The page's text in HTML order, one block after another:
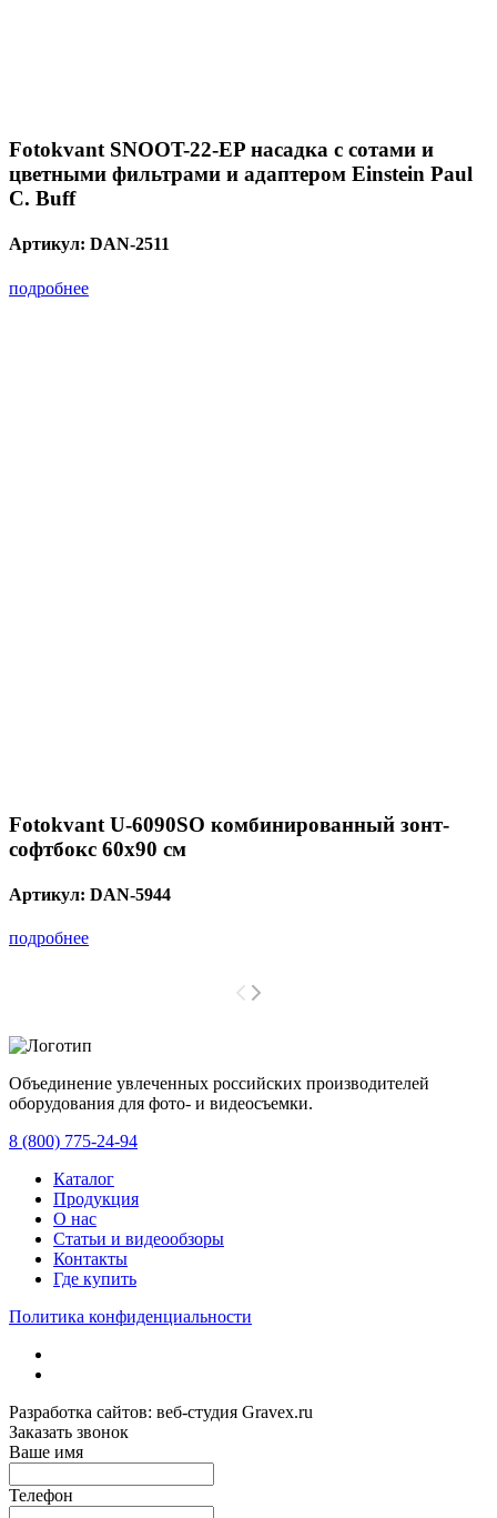
Fotokvant SNOOT-22-EP насадка с сотами и
цветными фильтрами и адаптером Einstein Paul
C. Buff
Артикул: DAN-2511
подробнее
Fotokvant U-6090SO комбинированный зонт-
софтбокс 60x90 см
Артикул: DAN-5944
подробнее
Объединение увлеченных российских производителей
оборудования для фото- и видеосъемки.
8 (800) 775-24-94
Каталог
Продукция
О нас
Статьи и видеообзоры
Контакты
Где купить
Политика конфиденциальности
Разработка сайтов: веб-студия Gravex.ru
Заказать звонок
Ваше имя
Телефон